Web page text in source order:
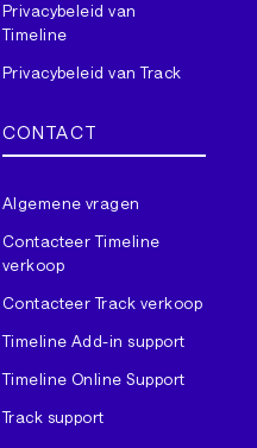
Privacybeleid van
Timeline
Privacybeleid van Track
CONTACT
Algemene vragen
Contacteer Timeline
verkoop
Contacteer Track verkoop
Timeline Add-in support
Timeline Online Support
Track support